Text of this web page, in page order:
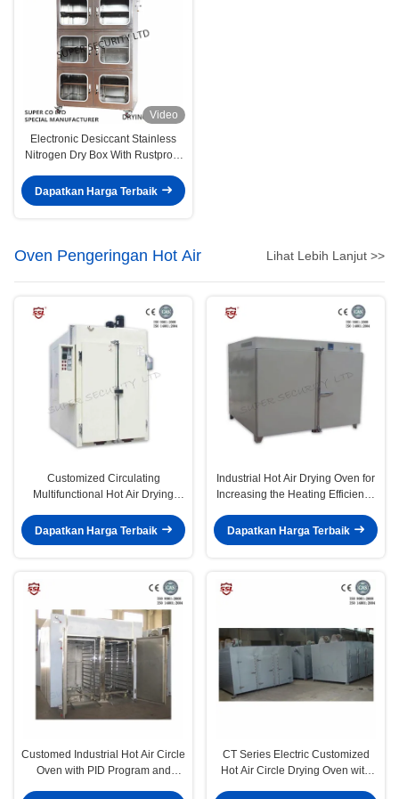
Video
Electronic Desiccant Stainless
Nitrogen Dry Box With Rustproof
Glass
Dapatkan Harga Terbaik
Oven Pengeringan Hot Air Lihat Lebih Lanjut >>
Customized Circulating
Multifunctional Hot Air Drying
Temperature Control
Dapatkan Harga Terbaik
Industrial Hot Air Drying Oven for
Increasing the Heating Efficiency
Dapatkan Harga Terbaik
Customed Industrial Hot Air Circle
Oven with PID Program and
CT Series Electric Customized
Hot Air Circle Drying Oven with